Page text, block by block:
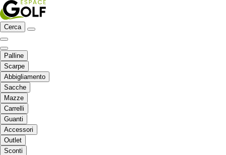
Cerca
Palline
Scarpe
Abbigliamento
Sacche
Mazze
Carrelli
Guanti
Accessori
Outlet
Sconti